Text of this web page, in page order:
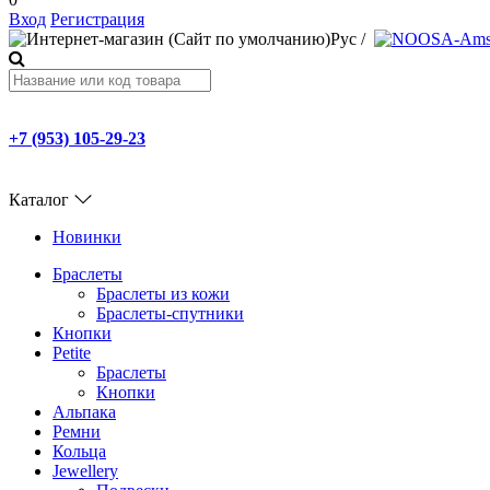
Вход Регистрация
Рус /
+7 (953) 105-29-23
Каталог
Новинки
Браслеты
Браслеты из кожи
Браслеты-спутники
Кнопки
Petite
Браслеты
Кнопки
Альпака
Ремни
Кольца
Jewellery